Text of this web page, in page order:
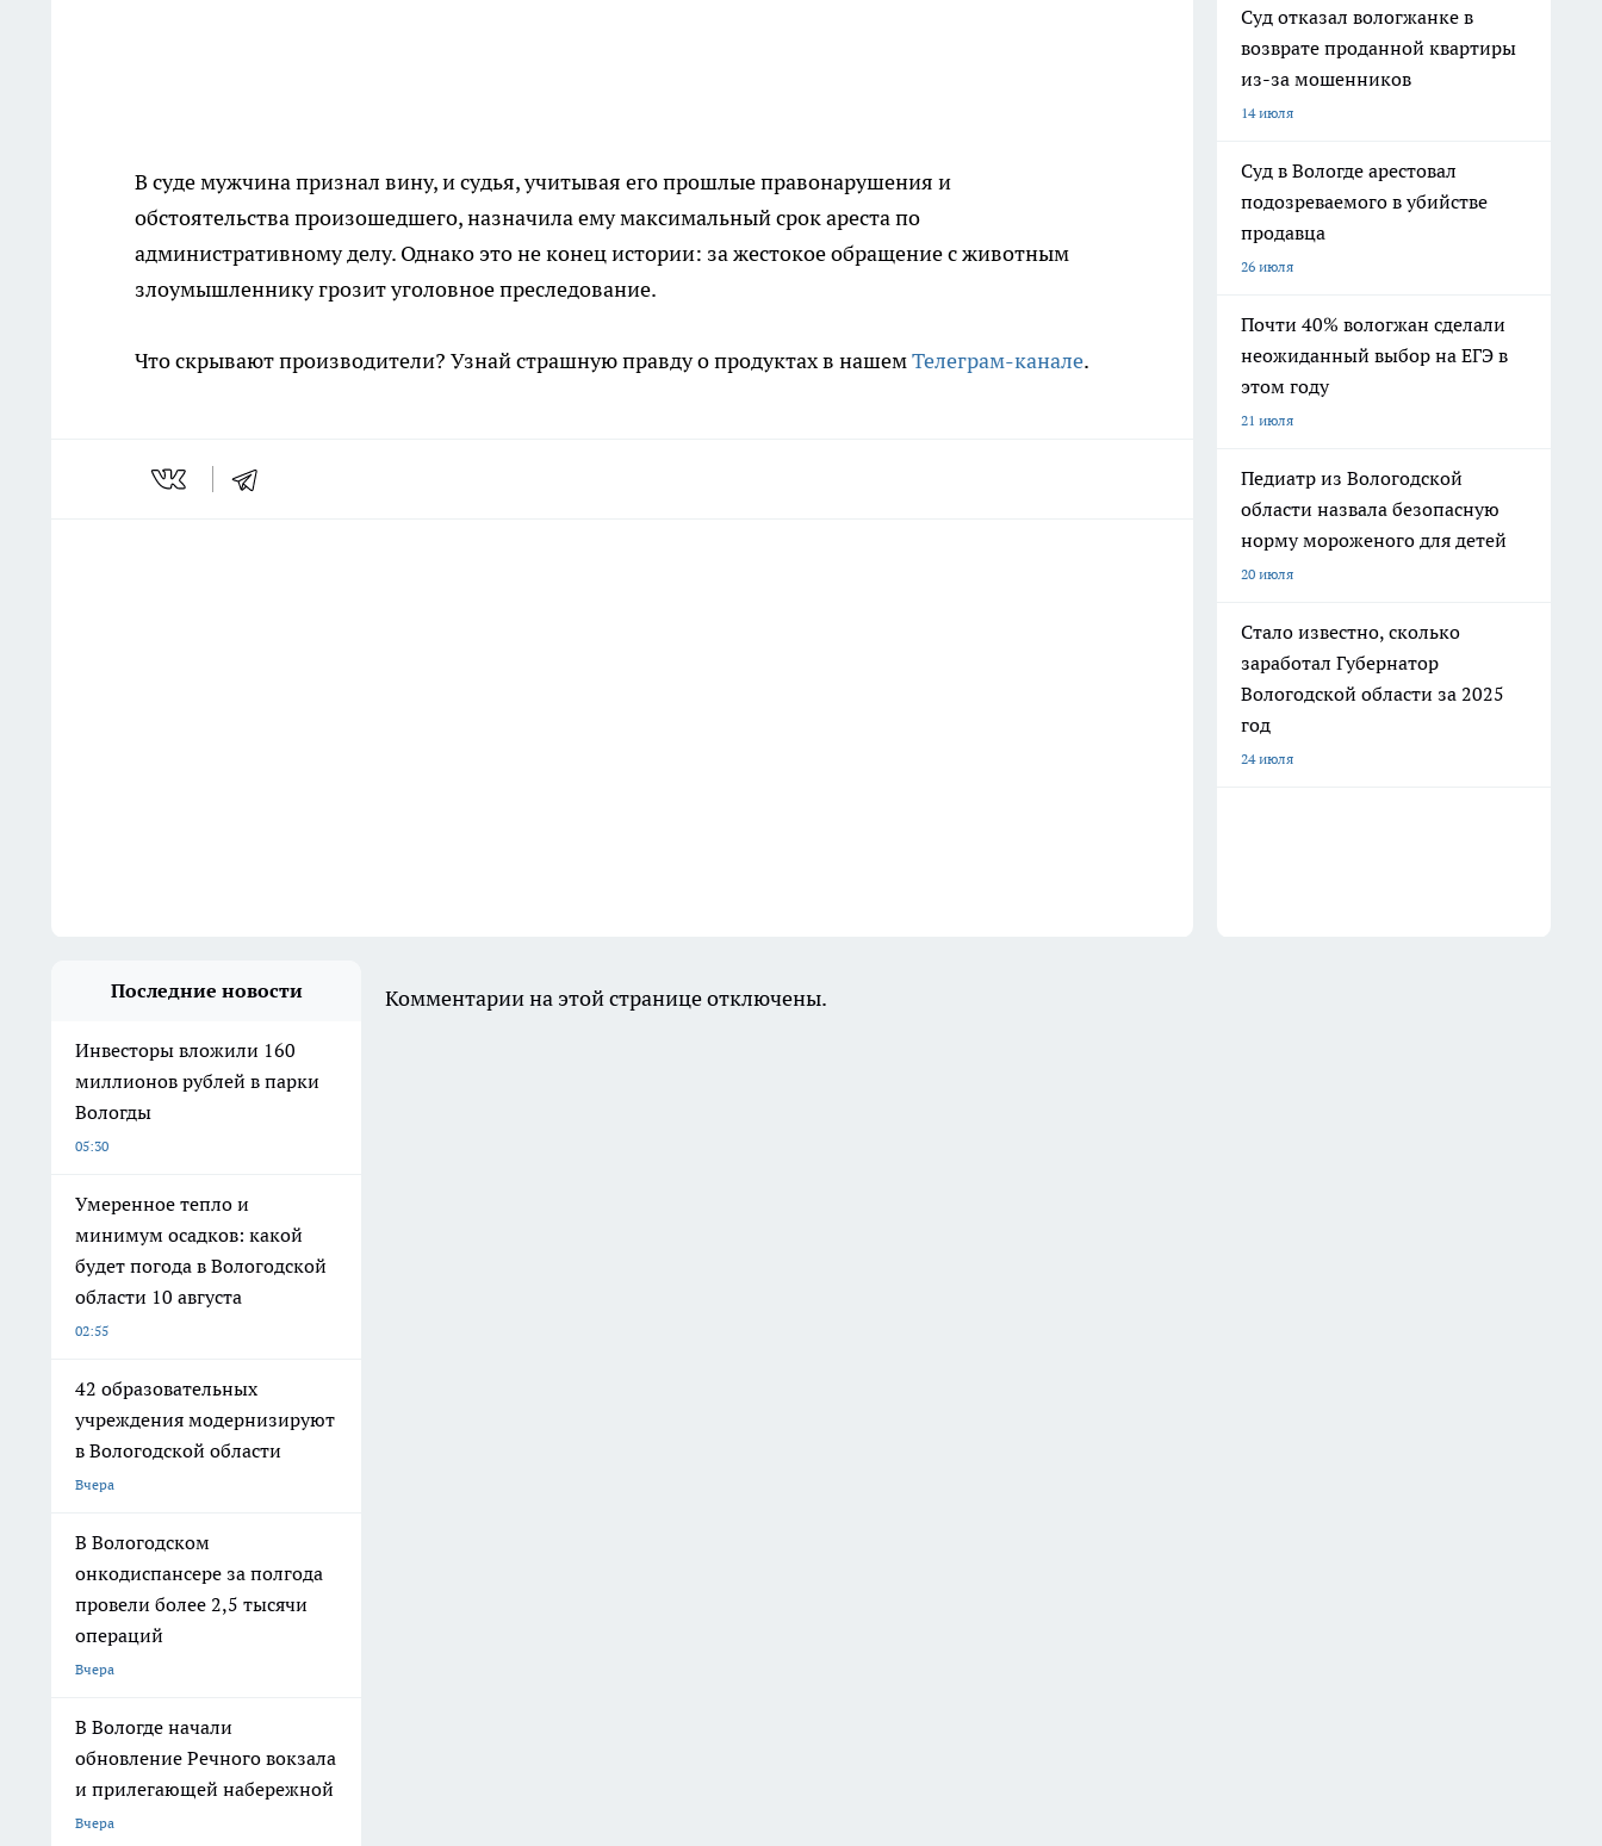
В суде мужчина признал вину, и судья, учитывая его прошлые правонарушения и
обстоятельства произошедшего, назначила ему максимальный срок ареста по
административному делу. Однако это не конец истории: за жестокое обращение с животным
злоумышленнику грозит уголовное преследование.
Что скрывают производители? Узнай страшную правду о продуктах в нашемТелеграм-канале.
Суд отказал вологжанке в
возврате проданной квартиры
из-за мошенников
14 июля
Суд в Вологде арестовал
подозреваемого в убийстве
продавца
26 июля
Почти 40% вологжан сделали
неожиданный выбор на ЕГЭ в
этом году
21 июля
Педиатр из Вологодской
области назвала безопасную
норму мороженого для детей
20 июля
Стало известно, сколько
заработал Губернатор
Вологодской области за 2025
год
24 июля
Последние новости
Инвесторы вложили 160
миллионов рублей в парки
Вологды
05:30
Умеренное тепло и
минимум осадков: какой
будет погода в Вологодской
области 10 августа
02:55
42 образовательных
учреждения модернизируют
в Вологодской области
Вчера
В Вологодском
онкодиспансере за полгода
провели более 2,5 тысячи
операций
Вчера
В Вологде начали
обновление Речного вокзала
и прилегающей набережной
Вчера
Комментарии на этой странице отключены.